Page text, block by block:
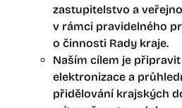
zastupitelstvo a
v rámci pravidelného
o činnosti Rady kraje.
Naším cílem je
elektronizace a
přidělování krajských